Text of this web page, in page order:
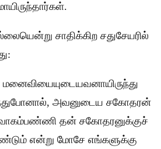
சாதிக்கிற சதுசேயரில்
அவனுடைய சகோதரன்
தன் சகோதரனுக்குச்
என்று மோசே எங்களுக்கு